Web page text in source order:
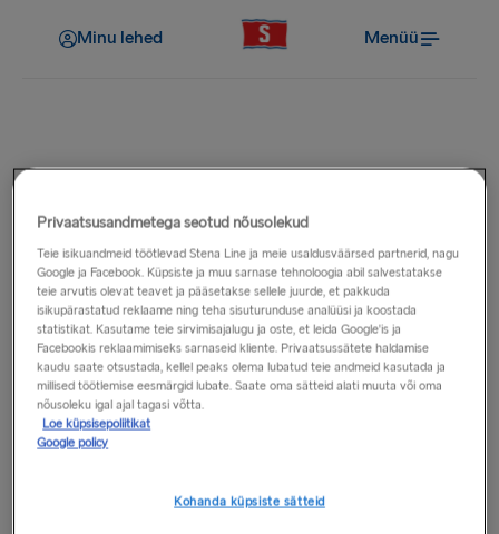
Minu lehed Menüü
Poed
Külastage meie
poodide kodulehti ja
Menüüd
pardarestoranides
Privaatsusandmetega seotud nõusolekud
Teie isikuandmeid töötlevad Stena Line ja meie usaldusväärsed partnerid, nagu
Google ja Facebook. Küpsiste ja muu sarnase tehnoloogia abil salvestatakse
teie arvutis olevat teavet ja pääsetakse sellele juurde, et pakkuda
isikupärastatud reklaame ning teha sisuturunduse analüüsi ja koostada
statistikat. Kasutame teie sirvimisajalugu ja oste, et leida Google'is ja
Facebookis reklaamimiseks sarnaseid kliente. Privaatsussätete haldamise
kaudu saate otsustada, kellel peaks olema lubatud teie andmeid kasutada ja
millised töötlemise eesmärgid lubate. Saate oma sätteid alati muuta või oma
nõusoleku igal ajal tagasi võtta.
Loe küpsisepoliitikat
Google policy
Kohanda küpsiste sätteid